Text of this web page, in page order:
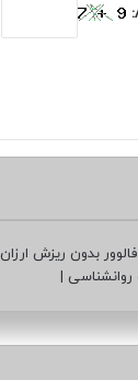
بدون ریزش ارزان
روانشناسی |